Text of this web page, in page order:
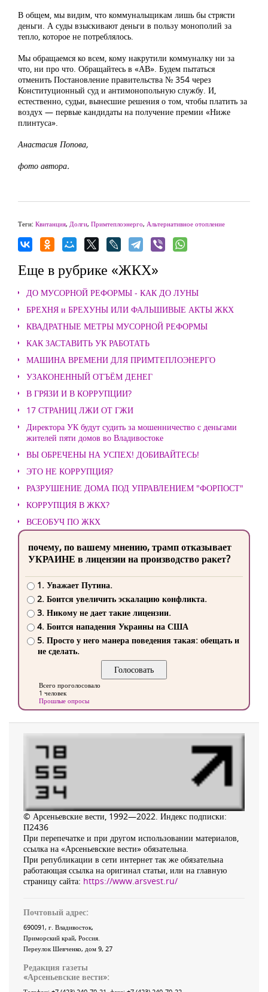
В общем, мы видим, что коммунальщикам лишь бы стрясти
деньги. А суды взыскивают деньги в пользу монополий за
тепло, которое не потреблялось.
Мы обращаемся ко всем, кому накрутили коммуналку ни за
что, ни про что. Обращайтесь в «АВ». Будем пытаться
отменить Постановление правительства № 354 через
Конституционный суд и антимонопольную службу. И,
естественно, судьи, вынесшие решения о том, чтобы платить за
воздух — первые кандидаты на получение премии «Ниже
плинтуса».
Анастасия Попова,
фото автора.
Теги: Квитанция, Долги, Примтеплоэнерго, Альтернативное отопление
Еще в рубрике «ЖКХ»
ДО МУСОРНОЙ РЕФОРМЫ - КАК ДО ЛУНЫ
БРЕХНЯ и БРЕХУНЫ ИЛИ ФАЛЬШИВЫЕ АКТЫ ЖКХ
КВАДРАТНЫЕ МЕТРЫ МУСОРНОЙ РЕФОРМЫ
КАК ЗАСТАВИТЬ УК РАБОТАТЬ
МАШИНА ВРЕМЕНИ ДЛЯ ПРИМТЕПЛОЭНЕРГО
УЗАКОНЕННЫЙ ОТЪЁМ ДЕНЕГ
В ГРЯЗИ И В КОРРУПЦИИ?
17 СТРАНИЦ ЛЖИ ОТ ГЖИ
Директора УК будут судить за мошенничество с деньгами
жителей пяти домов во Владивостоке
ВЫ ОБРЕЧЕНЫ НА УСПЕХ! ДОБИВАЙТЕСЬ!
ЭТО НЕ КОРРУПЦИЯ?
РАЗРУШЕНИЕ ДОМА ПОД УПРАВЛЕНИЕМ "ФОРПОСТ"
КОРРУПЦИЯ В ЖКХ?
ВСЕОБУЧ ПО ЖКХ
почему, по вашему мнению, трамп отказывает
УКРАИНЕ в лицензии на производство ракет?
1. Уважает Путина.
2. Боится увеличить эскалацию конфликта.
3. Никому не дает такие лицензии.
4. Боится нападения Украины на США
5. Просто у него манера поведения такая: обещать и
не сделать.
Всего проголосовало
1 человек
Прошлые опросы
© Арсеньевские вести, 1992—2022. Индекс подписки:
П2436
При перепечатке и при другом использовании материалов,
ссылка на «Арсеньевские вести» обязательна.
При републикации в сети интернет так же обязательна
работающая ссылка на оригинал статьи, или на главную
страницу сайта: https://www.arsvest.ru/
Почтовый адрес:
690091, г. Владивосток,
Приморский край, Россия
Переулок Шевченко, дом 9, 27
Редакция газеты
«Арсеньевские вести»: